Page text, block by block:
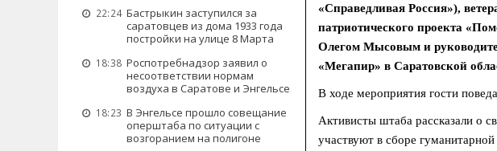
22:24 Бастрыкин заступился за
саратовцев из дома 1933 года
постройки на улице 8 Марта
18:38 Роспотребнадзор заявил о
несоответствии нормам
воздуха в Саратове и Энгельсе
18:23 В Энгельсе прошло совещание
оперштаба по ситуации с
возгоранием на полигоне
«Справедливая Россия»),
патриотического проекта
Олегом Мысовым и
«Мегапир» в Саратовской
В ходе мероприятия гости
Активисты штаба рассказали о
участвуют в сборе